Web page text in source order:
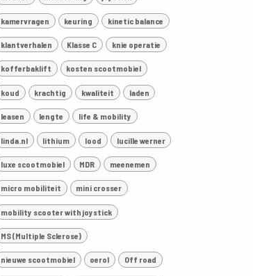
kamervragen keuring kinetic balance
klantverhalen Klasse C knie operatie
kofferbaklift kosten scootmobiel
koud krachtig kwaliteit laden
leasen lengte life & mobility
linda.nl lithium lood lucille werner
luxe scootmobiel MDR meenemen
micro mobiliteit mini crosser
mobility scooter with joystick
MS (Multiple Sclerose)
nieuwe scootmobiel oerol Off road